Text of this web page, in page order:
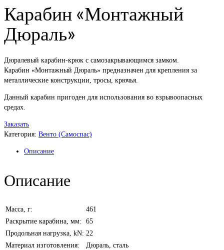
Карабин «Монтажный
Дюраль»
Дюралевый карабин-крюк с самозакрывающимся замком.
Карабин «Монтажный Дюраль» предназначен для крепления за
металлические конструкции, тросы, крючья.
Данный карабин пригоден для использования во взрывоопасных
средах.
Заказать
Категория: Венто (Самоспас)
Описание
Описание
Масса, г:
461
Раскрытие карабина, мм:
65
Продольная нагрузка, kN: 22
Материал изготовления:
Дюраль, сталь